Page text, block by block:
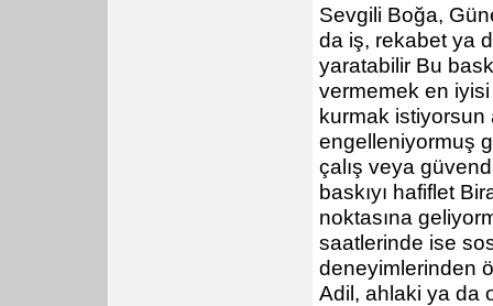
Sevgili Boğa,
da iş, rekabet ya
yaratabilir Bu
vermemek en
kurmak
engelleniyormuş
çalış veya
baskıyı hafiflet
noktasına
saatlerinde ise
deneyimlerinden
Adil, ahlaki ya da